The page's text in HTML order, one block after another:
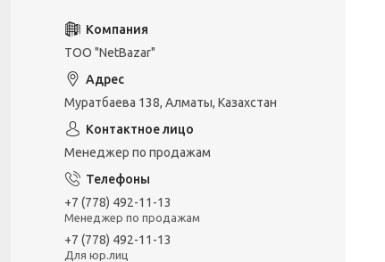
ТОО "NetBazar"
Муратбаева 138, Алматы, Казахстан
Менеджер по продажам
+7 (778) 492-11-13
Менеджер по продажам
+7 (778) 492-11-13
Для юр.лиц